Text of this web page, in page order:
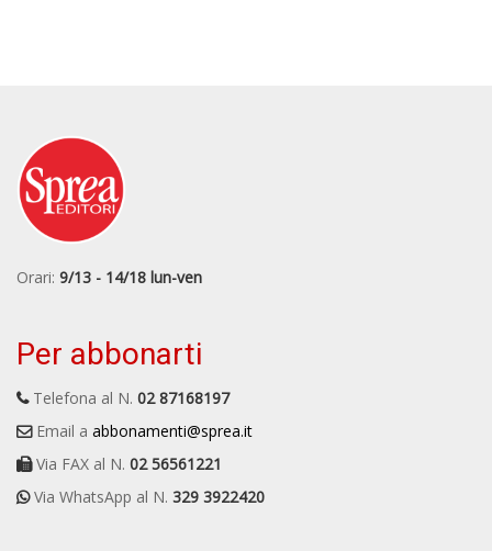
Orari: 9/13 - 14/18 lun-ven
Per abbonarti
Telefona al N. 02 87168197
Email a abbonamenti@sprea.it
Via FAX al N. 02 56561221
Via WhatsApp al N. 329 3922420